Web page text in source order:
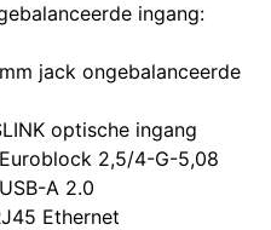
ingang:
jack ongebalanceerde
optische ingang
2,5/4-G-5,08
A 2.0
Ethernet